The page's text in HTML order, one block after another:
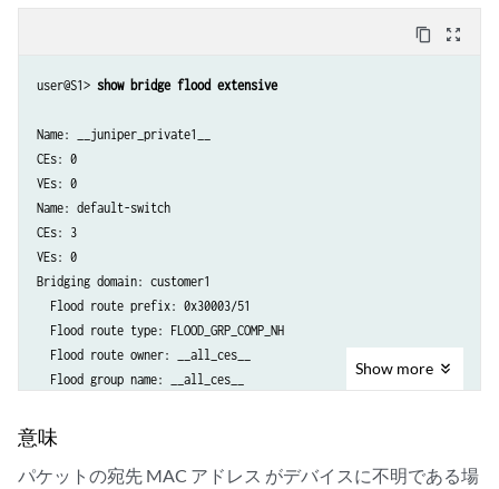
     Current MAC count:                     1 (Limit 1024)
content_copy zoom_out_map
user@S1> show bridge flood extensive
Name: __juniper_private1__
CEs: 0
VEs: 0
Name: default-switch
CEs: 3
VEs: 0
Bridging domain: customer1
  Flood route prefix: 0x30003/51
  Flood route type: FLOOD_GRP_COMP_NH
  Flood route owner: __all_ces__
  Flood group name: __all_ces__
  Nexthop type: comp
  Nexthop index: 568
    Flooding to:
Show more
意味
パケットの宛先 MAC アドレス がデバイスに不明である場